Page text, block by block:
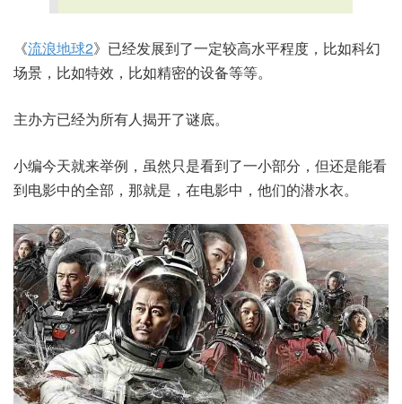
《流浪地球2》已经发展到了一定较高水平程度，比如科幻
场景，比如特效，比如精密的设备等等。
主办方已经为所有人揭开了谜底。
小编今天就来举例，虽然只是看到了一小部分，但还是能看
到电影中的全部，那就是，在电影中，他们的潜水衣。